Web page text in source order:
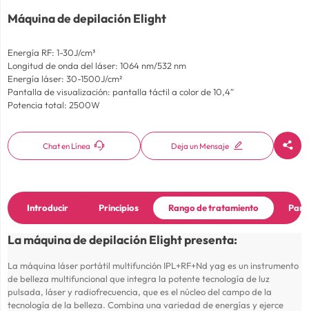
Máquina de depilación Elight
Energía RF: 1-30J/cm³
Longitud de onda del láser: 1064 nm/532 nm
Energía láser: 30-1500J/cm²
Pantalla de visualización: pantalla táctil a color de 10,4″
Potencia total: 2500W
Chat en Línea  Deja un Mensaje  
Introducir Principios Rango de tratamiento
La máquina de depilación Elight presenta:
La máquina láser portátil multifunción IPL+RF+Nd yag es un instrumento
de belleza multifuncional que integra la potente tecnología de luz
pulsada, láser y radiofrecuencia, que es el núcleo del campo de la
tecnología de la belleza. Combina una variedad de energías y ejerce